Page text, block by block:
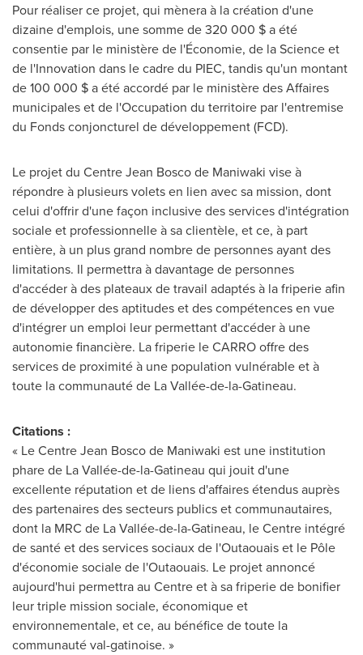
Pour réaliser ce projet, qui mènera à la création d'une
dizaine d'emplois, une somme de 320 000 $ a été
consentie par le ministère de l'Économie, de la Science et
de l'Innovation dans le cadre du PIEC, tandis qu'un montant
de 100 000 $ a été accordé par le ministère des Affaires
municipales et de l'Occupation du territoire par l'entremise
du Fonds conjoncturel de développement (FCD).
Le projet du Centre Jean Bosco de Maniwaki vise à
répondre à plusieurs volets en lien avec sa mission, dont
celui d'offrir d'une façon inclusive des services d'intégration
sociale et professionnelle à sa clientèle, et ce, à part
entière, à un plus grand nombre de personnes ayant des
limitations. Il permettra à davantage de personnes
d'accéder à des plateaux de travail adaptés à la friperie afin
de développer des aptitudes et des compétences en vue
d'intégrer un emploi leur permettant d'accéder à une
autonomie financière. La friperie le CARRO offre des
services de proximité à une population vulnérable et à
toute la communauté de La Vallée-de-la-Gatineau.
Citations :
« Le Centre Jean Bosco de Maniwaki est une institution
phare de La Vallée-de-la-Gatineau qui jouit d'une
excellente réputation et de liens d'affaires étendus auprès
des partenaires des secteurs publics et communautaires,
dont la MRC de La Vallée-de-la-Gatineau, le Centre intégré
de santé et des services sociaux de l'Outaouais et le Pôle
d'économie sociale de l'Outaouais. Le projet annoncé
aujourd'hui permettra au Centre et à sa friperie de bonifier
leur triple mission sociale, économique et
environnementale, et ce, au bénéfice de toute la
communauté val-gatinoise. »